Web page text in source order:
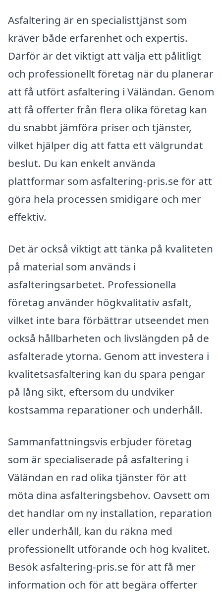
Asfaltering är en specialisttjänst som
kräver både erfarenhet och expertis.
Därför är det viktigt att välja ett pålitligt
och professionellt företag när du planerar
att få utfört asfaltering i Väländan. Genom
att få offerter från flera olika företag kan
du snabbt jämföra priser och tjänster,
vilket hjälper dig att fatta ett välgrundat
beslut. Du kan enkelt använda
plattformar som asfaltering-pris.se för att
göra hela processen smidigare och mer
effektiv.
Det är också viktigt att tänka på kvaliteten
på material som används i
asfalteringsarbetet. Professionella
företag använder högkvalitativ asfalt,
vilket inte bara förbättrar utseendet men
också hållbarheten och livslängden på de
asfalterade ytorna. Genom att investera i
kvalitetsasfaltering kan du spara pengar
på lång sikt, eftersom du undviker
kostsamma reparationer och underhåll.
Sammanfattningsvis erbjuder företag
som är specialiserade på asfaltering i
Väländan en rad olika tjänster för att
möta dina asfalteringsbehov. Oavsett om
det handlar om ny installation, reparation
eller underhåll, kan du räkna med
professionellt utförande och hög kvalitet.
Besök asfaltering-pris.se för att få mer
information och för att begära offerter